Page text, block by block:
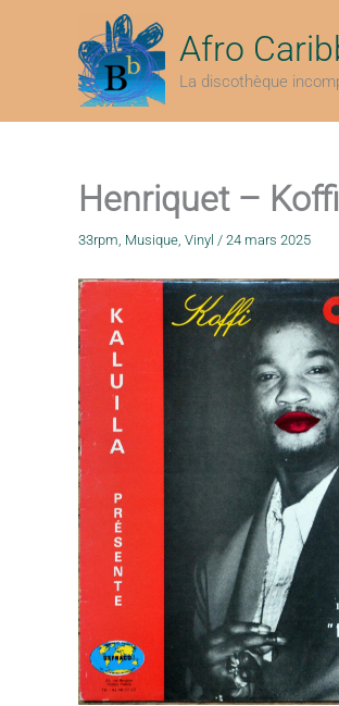
Afro
La discothèque
Henriquet –
33rpm, Musique, Vinyl / 24 mars 2025